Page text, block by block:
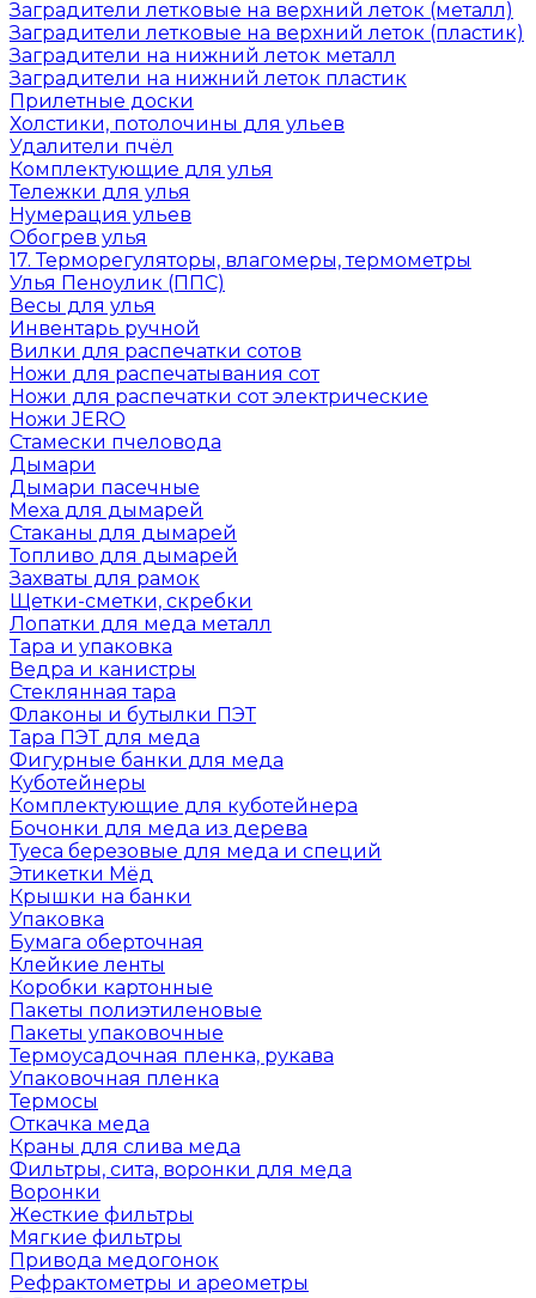
Заградители летковые на верхний леток (металл)
Заградители летковые на верхний леток (пластик)
Заградители на нижний леток металл
Заградители на нижний леток пластик
Прилетные доски
Холстики, потолочины для ульев
Удалители пчёл
Комплектующие для улья
Тележки для улья
Нумерация ульев
Обогрев улья
17. Терморегуляторы, влагомеры, термометры
Улья Пеноулик (ППС)
Весы для улья
Инвентарь ручной
Вилки для распечатки сотов
Ножи для распечатывания сот
Ножи для распечатки сот электрические
Ножи JERO
Стамески пчеловода
Дымари
Дымари пасечные
Меха для дымарей
Стаканы для дымарей
Топливо для дымарей
Захваты для рамок
Щетки-сметки, скребки
Лопатки для меда металл
Тара и упаковка
Ведра и канистры
Стеклянная тара
Флаконы и бутылки ПЭТ
Тара ПЭТ для меда
Фигурные банки для меда
Куботейнеры
Комплектующие для куботейнера
Бочонки для меда из дерева
Туеса березовые для меда и специй
Этикетки Мёд
Крышки на банки
Упаковка
Бумага оберточная
Клейкие ленты
Коробки картонные
Пакеты полиэтиленовые
Пакеты упаковочные
Термоусадочная пленка, рукава
Упаковочная пленка
Термосы
Откачка меда
Краны для слива меда
Фильтры, сита, воронки для меда
Воронки
Жесткие фильтры
Мягкие фильтры
Привода медогонок
Рефрактометры и ареометры